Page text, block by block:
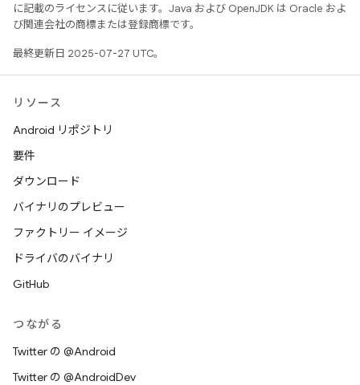
に記載のライセンスに従います。Java および OpenJDK は Oracle およ
び関連会社の商標または登録商標です。
最終更新日 2025-07-27 UTC。
リソース
Android リポジトリ
要件
ダウンロード
バイナリのプレビュー
ファクトリー イメージ
ドライバのバイナリ
GitHub
つながる
Twitter の @Android
Twitter の @AndroidDev